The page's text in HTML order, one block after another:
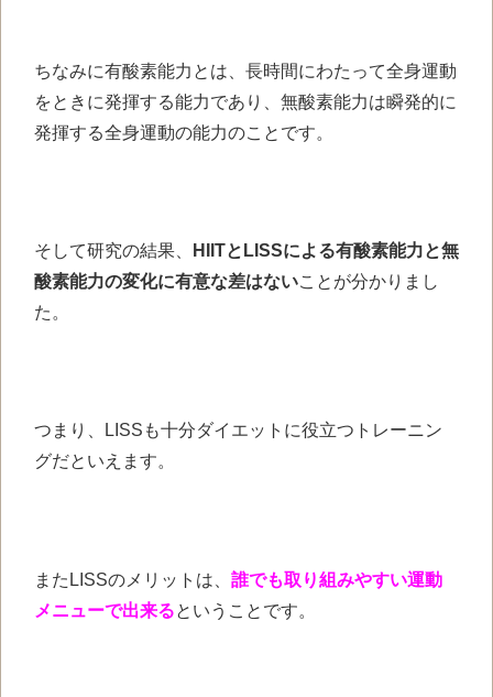
ちなみに有酸素能力とは、長時間にわたって全身運動
をときに発揮する能力であり、無酸素能力は瞬発的に
発揮する全身運動の能力のことです。
そして研究の結果、
HIITとLISSによる有酸素能力と無
酸素能力の変化に有意な差はないことが分かりまし
た。
つまり、LISSも十分ダイエットに役立つトレーニン
グだといえます。
またLISSのメリットは、 誰でも取り組みやすい運動
メニューで出来るということです。